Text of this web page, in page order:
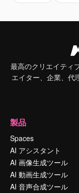
最高のクリエイティ
エイター、企業、代
製品
Spaces
AI アシスタント
AI 画像生成ツール
AI 動画生成ツール
AI 音声合成ツール